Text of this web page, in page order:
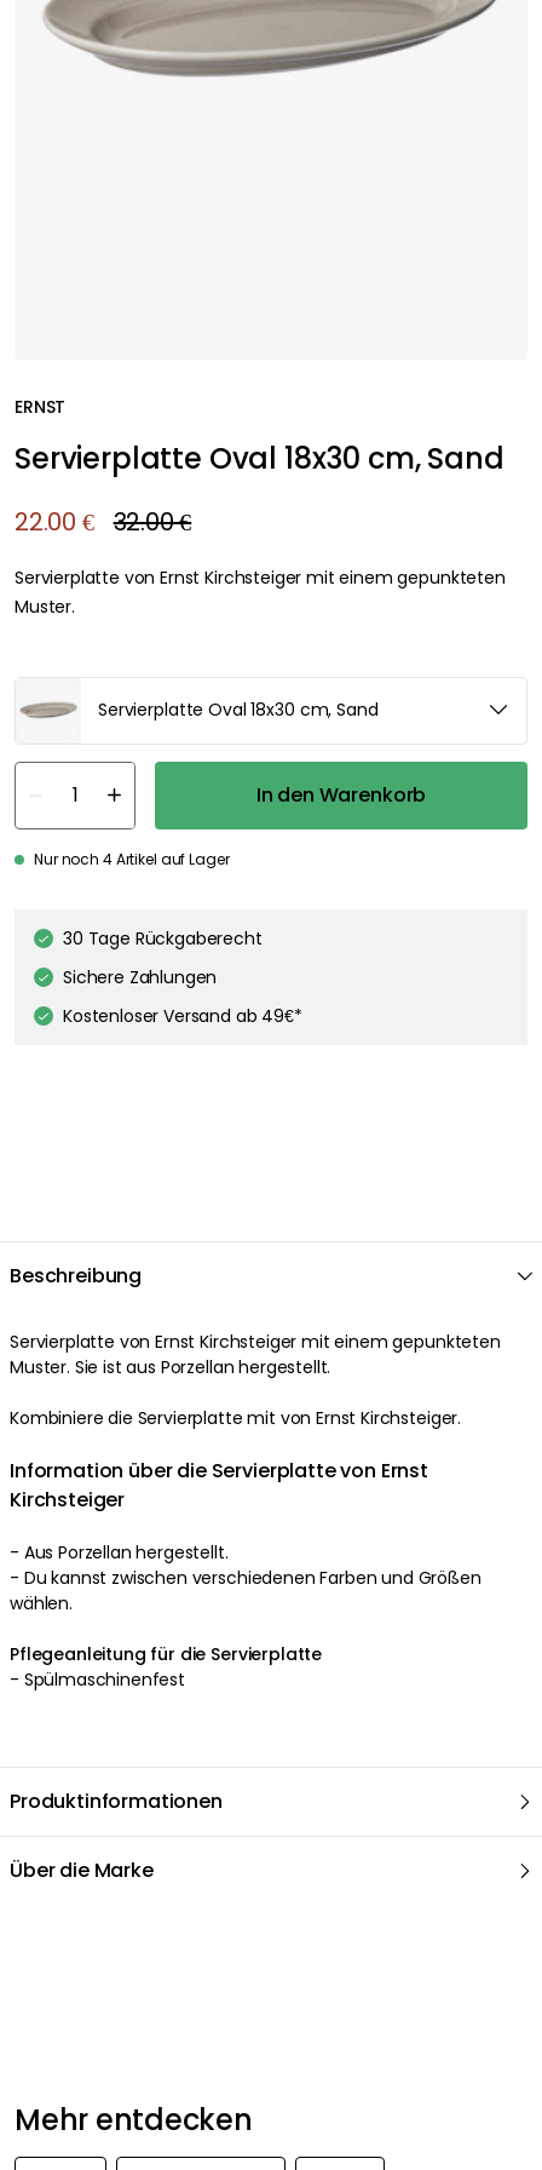
ERNST
Servierplatte Oval 18x30 cm, Sand
22.00 € 32.00 €
Servierplatte von Ernst Kirchsteiger mit einem gepunkteten
Muster.
Servierplatte Oval 18x30 cm, Sand
In den Warenkorb
Nur noch 4 Artikel auf Lager
30 Tage Rückgaberecht
Sichere Zahlungen
Kostenloser Versand ab 49€*
Beschreibung
Servierplatte von Ernst Kirchsteiger mit einem gepunkteten
Muster. Sie ist aus Porzellan hergestellt.
Kombiniere die Servierplatte mit von Ernst Kirchsteiger.
Information über die Servierplatte von Ernst
Kirchsteiger
- Aus Porzellan hergestellt.
- Du kannst zwischen verschiedenen Farben und Größen
wählen.
Pflegeanleitung für die Servierplatte
- Spülmaschinenfest
Produktinformationen
Über die Marke
Mehr entdecken